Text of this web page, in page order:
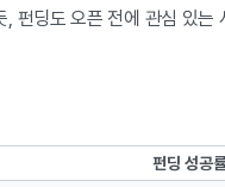
펀딩도 오픈 전에 관심 있는
펀딩 성공